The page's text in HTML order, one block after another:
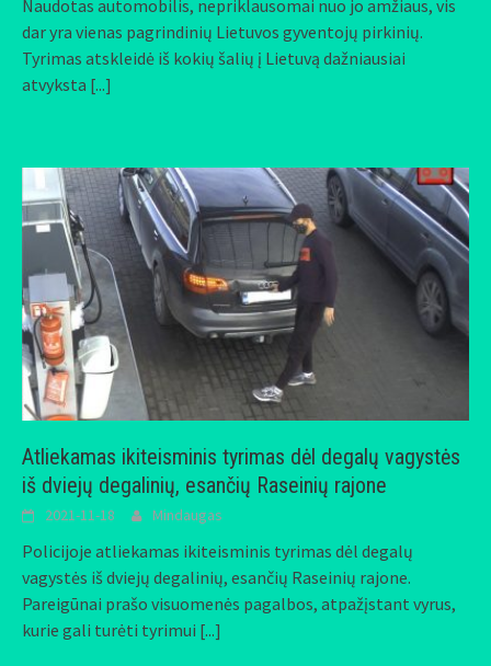
Naudotas automobilis, nepriklausomai nuo jo amžiaus, vis
dar yra vienas pagrindinių Lietuvos gyventojų pirkinių.
Tyrimas atskleidė iš kokių šalių į Lietuvą dažniausiai
atvyksta [...]
Atliekamas ikiteisminis tyrimas dėl degalų vagystės
iš dviejų degalinių, esančių Raseinių rajone
2021-11-18 Mindaugas
Policijoje atliekamas ikiteisminis tyrimas dėl degalų
vagystės iš dviejų degalinių, esančių Raseinių rajone.
Pareigūnai prašo visuomenės pagalbos, atpažįstant vyrus,
kurie gali turėti tyrimui [...]